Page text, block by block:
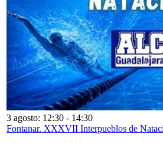
3 agosto: 12:30 - 14:30
Fontanar. XXXVII Interpueblos de